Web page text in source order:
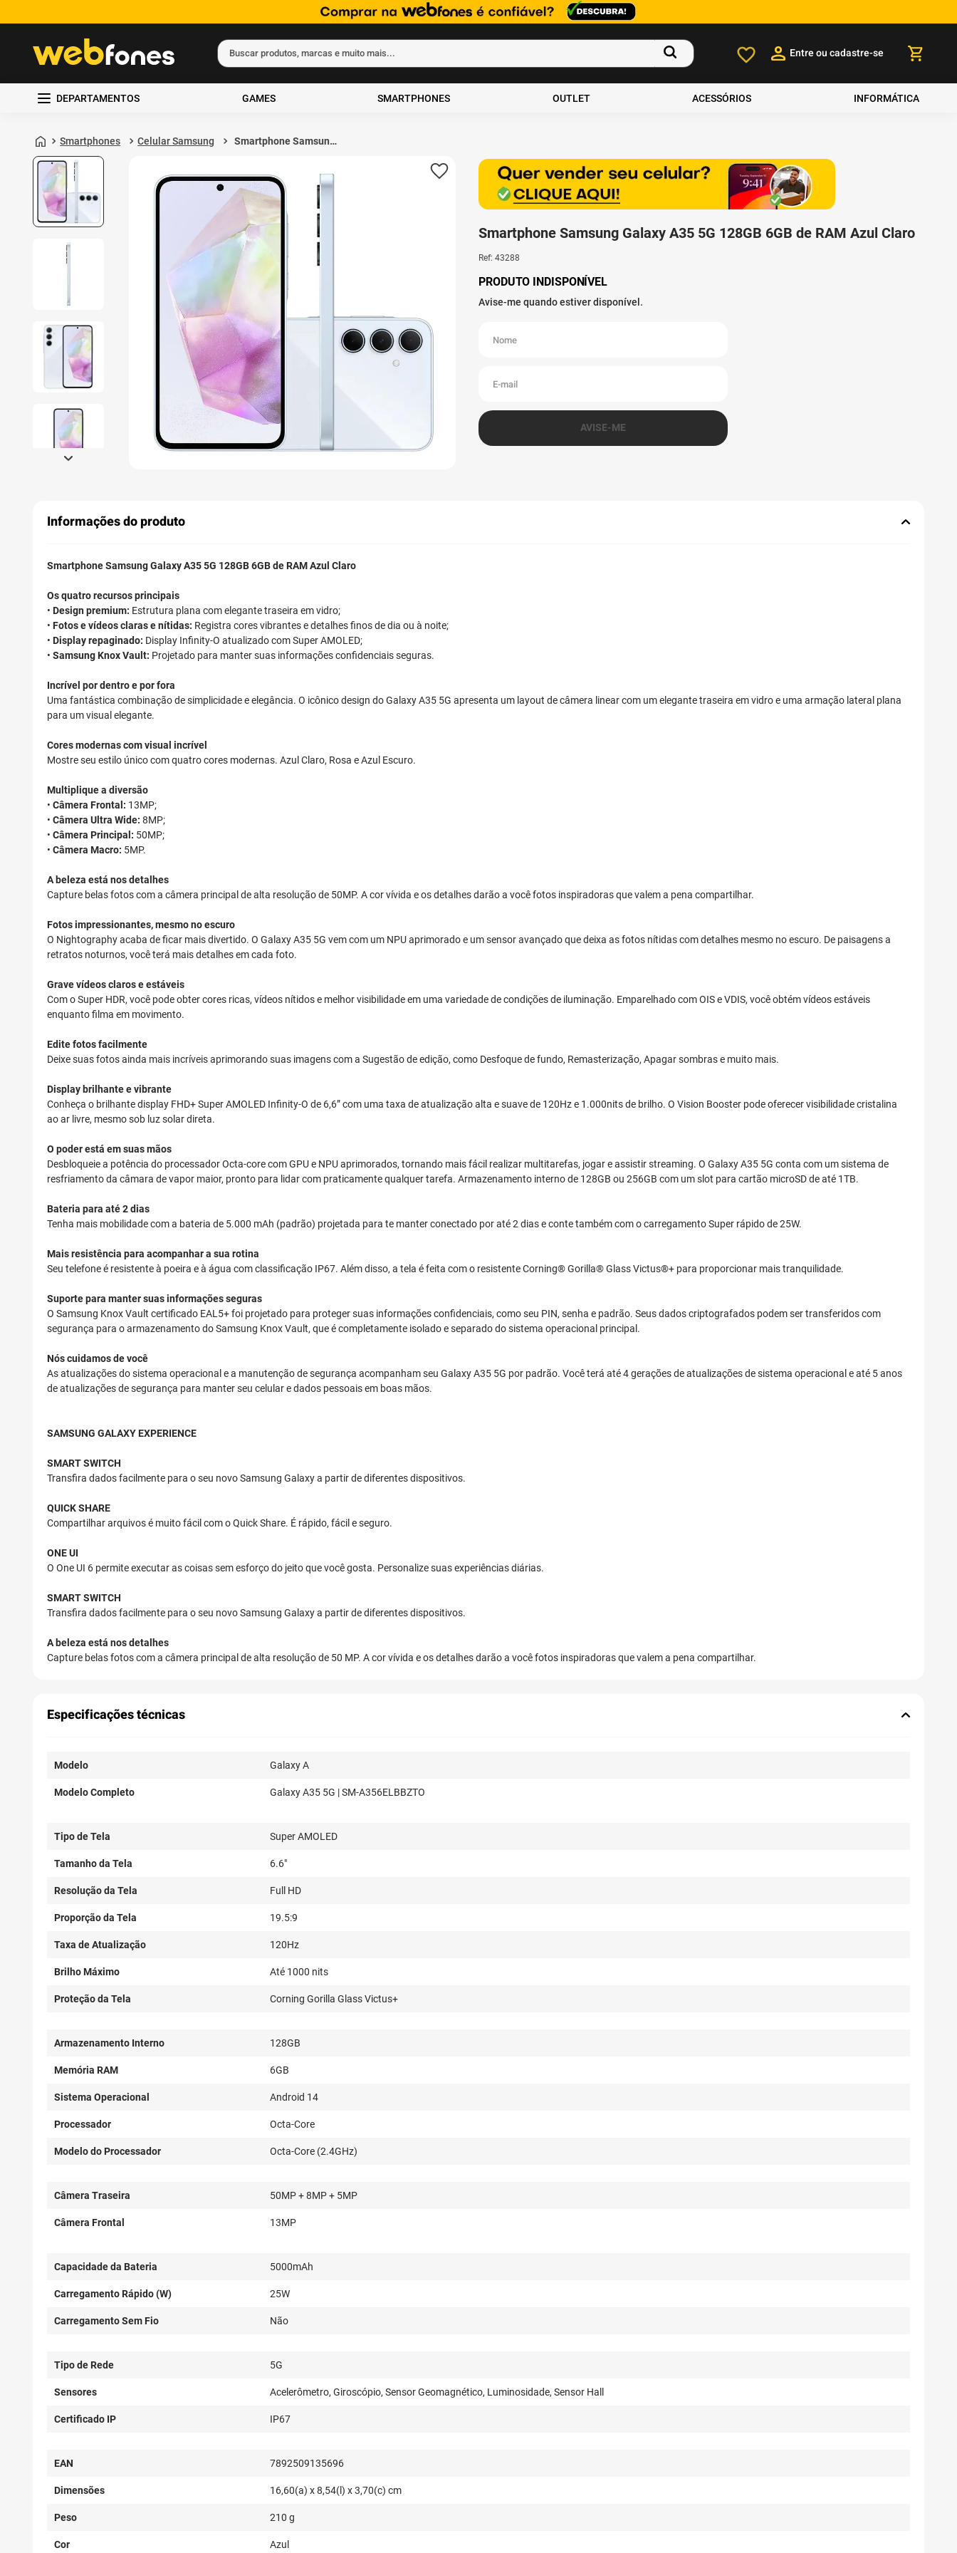
Buscar produtos, marcas e muito mais...
Entre ou cadastre-se
DEPARTAMENTOS GAMES SMARTPHONES OUTLET ACESSÓRIOS INFORMÁTICA
Smartphones Celular Samsung
Smartphone Samsung
Smartphone Samsung Galaxy A35 5G 128GB 6GB de RAM Azul Claro
Ref: 43288
Informações do produto
Smartphone Samsung Galaxy A35 5G 128GB 6GB de RAM Azul Claro
Os quatro recursos principais
• Design premium: Estrutura plana com elegante traseira em vidro;
• Fotos e vídeos claras e nítidas: Registra cores vibrantes e detalhes finos de dia ou à noite;
• Display repaginado: Display Infinity-O atualizado com Super AMOLED;
• Samsung Knox Vault: Projetado para manter suas informações confidenciais seguras.
Incrível por dentro e por fora
Uma fantástica combinação de simplicidade e elegância. O icônico design do Galaxy A35 5G apresenta um layout de câmera linear com um elegante traseira em vidro e uma armação lateral plana
para um visual elegante.
Cores modernas com visual incrível
Mostre seu estilo único com quatro cores modernas. Azul Claro, Rosa e Azul Escuro.
Multiplique a diversão
• Câmera Frontal: 13MP;
• Câmera Ultra Wide: 8MP;
• Câmera Principal: 50MP;
• Câmera Macro: 5MP.
A beleza está nos detalhes
Capture belas fotos com a câmera principal de alta resolução de 50MP. A cor vívida e os detalhes darão a você fotos inspiradoras que valem a pena compartilhar.
Fotos impressionantes, mesmo no escuro
O Nightography acaba de ficar mais divertido. O Galaxy A35 5G vem com um NPU aprimorado e um sensor avançado que deixa as fotos nítidas com detalhes mesmo no escuro. De paisagens a
retratos noturnos, você terá mais detalhes em cada foto.
Grave vídeos claros e estáveis
Com o Super HDR, você pode obter cores ricas, vídeos nítidos e melhor visibilidade em uma variedade de condições de iluminação. Emparelhado com OIS e VDIS, você obtém vídeos estáveis
enquanto filma em movimento.
Edite fotos facilmente
Deixe suas fotos ainda mais incríveis aprimorando suas imagens com a Sugestão de edição, como Desfoque de fundo, Remasterização, Apagar sombras e muito mais.
Display brilhante e vibrante
Conheça o brilhante display FHD+ Super AMOLED Infinity-O de 6,6” com uma taxa de atualização alta e suave de 120Hz e 1.000nits de brilho. O Vision Booster pode oferecer visibilidade cristalina
ao ar livre, mesmo sob luz solar direta.
O poder está em suas mãos
Desbloqueie a potência do processador Octa-core com GPU e NPU aprimorados, tornando mais fácil realizar multitarefas, jogar e assistir streaming. O Galaxy A35 5G conta com um sistema de
resfriamento da câmara de vapor maior, pronto para lidar com praticamente qualquer tarefa. Armazenamento interno de 128GB ou 256GB com um slot para cartão microSD de até 1TB.
Bateria para até 2 dias
Tenha mais mobilidade com a bateria de 5.000 mAh (padrão) projetada para te manter conectado por até 2 dias e conte também com o carregamento Super rápido de 25W.
Mais resistência para acompanhar a sua rotina
Seu telefone é resistente à poeira e à água com classificação IP67. Além disso, a tela é feita com o resistente Corning® Gorilla® Glass Victus®+ para proporcionar mais tranquilidade.
Suporte para manter suas informações seguras
O Samsung Knox Vault certificado EAL5+ foi projetado para proteger suas informações confidenciais, como seu PIN, senha e padrão. Seus dados criptografados podem ser transferidos com
segurança para o armazenamento do Samsung Knox Vault, que é completamente isolado e separado do sistema operacional principal.
Nós cuidamos de você
As atualizações do sistema operacional e a manutenção de segurança acompanham seu Galaxy A35 5G por padrão. Você terá até 4 gerações de atualizações de sistema operacional e até 5 anos
de atualizações de segurança para manter seu celular e dados pessoais em boas mãos.
SAMSUNG GALAXY EXPERIENCE
SMART SWITCH
Transfira dados facilmente para o seu novo Samsung Galaxy a partir de diferentes dispositivos.
QUICK SHARE
Compartilhar arquivos é muito fácil com o Quick Share. É rápido, fácil e seguro.
ONE UI
O One UI 6 permite executar as coisas sem esforço do jeito que você gosta. Personalize suas experiências diárias.
SMART SWITCH
Transfira dados facilmente para o seu novo Samsung Galaxy a partir de diferentes dispositivos.
A beleza está nos detalhes
Capture belas fotos com a câmera principal de alta resolução de 50 MP. A cor vívida e os detalhes darão a você fotos inspiradoras que valem a pena compartilhar.
Especificações técnicas
Modelo Galaxy A
Modelo Completo Galaxy A35 5G | SM-A356ELBBZTO
Tipo de Tela Super AMOLED
Tamanho da Tela 6.6"
Resolução da Tela Full HD
Proporção da Tela 19.5:9
Taxa de Atualização 120Hz
Brilho Máximo Até 1000 nits
Proteção da Tela Corning Gorilla Glass Victus+
Armazenamento Interno 128GB
Memória RAM 6GB
Sistema Operacional Android 14
Processador Octa-Core
Modelo do Processador Octa-Core (2.4GHz)
Câmera Traseira 50MP + 8MP + 5MP
Câmera Frontal 13MP
Capacidade da Bateria 5000mAh
Carregamento Rápido (W) 25W
Carregamento Sem Fio Não
Tipo de Rede 5G
Sensores Acelerômetro, Giroscópio, Sensor Geomagnético, Luminosidade, Sensor Hall
Certificado IP IP67
EAN 7892509135696
Dimensões 16,60(a) x 8,54(l) x 3,70(c) cm
Peso 210 g
Cor Azul
Termos mais buscados
2º
gift card
4º
smartphone
notebook